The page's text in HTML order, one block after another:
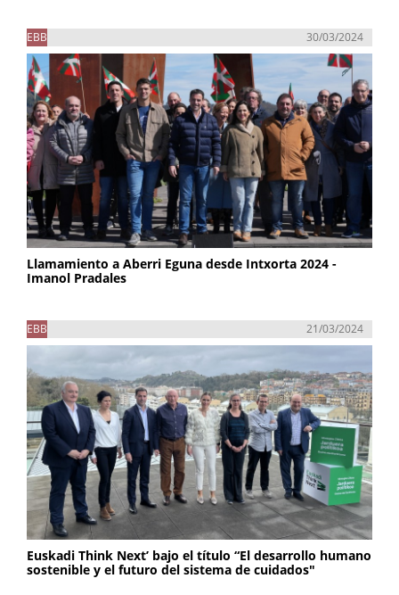
EBB 30/03/2024
Llamamiento a Aberri Eguna desde Intxorta 2024 -
Imanol Pradales
EBB 21/03/2024
Euskadi Think Next’ bajo el título “El desarrollo humano
sostenible y el futuro del sistema de cuidados"